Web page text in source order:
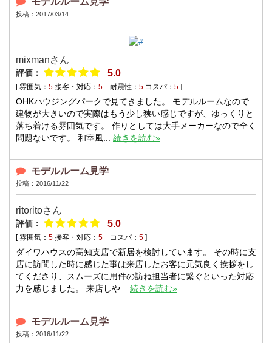
投稿：2017/03/14
mixmanさん
評価： 5.0
[ 雰囲気： 5 接客・対応： 5 耐震性： 5 コスパ： 5 ]
OHKハウジングパークで見てきました。 モデルルームなので
建物が大きいので実際はもう少し狭い感じですが、ゆっくりと
落ち着ける雰囲気です。 作りとしては大手メーカーなので全く
問題ないです。 和室風... 続きを読む»
モデルルーム見学
投稿：2016/11/22
ritoritoさん
評価： 5.0
[ 雰囲気： 5 接客・対応： 5 コスパ： 5 ]
ダイワハウスの高知支店で新居を検討しています。 その時に支
店に訪問した時に感じた事は来店したお客に元気良く挨拶をし
てくださり、スムーズに用件の訪ね担当者に繋ぐといった対応
力を感じました。 来店しや... 続きを読む»
モデルルーム見学
投稿：2016/11/22